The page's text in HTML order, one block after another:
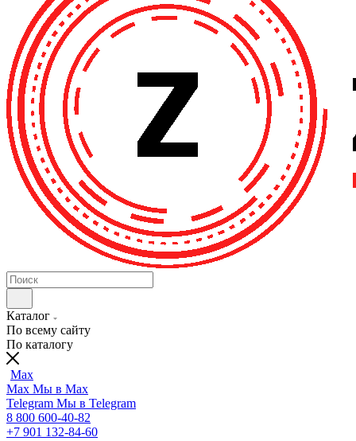
Каталог
По всему сайту
По каталогу
Max
Max Мы в Max
Telegram Мы в Telegram
8 800 600-40-82
+7 901 132-84-60